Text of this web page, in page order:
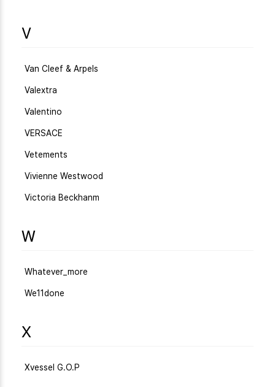
V
Van Cleef & Arpels
Valextra
Valentino
VERSACE
Vetements
Vivienne Westwood
Victoria Beckhanm
W
Whatever_more
We11done
X
Xvessel G.O.P